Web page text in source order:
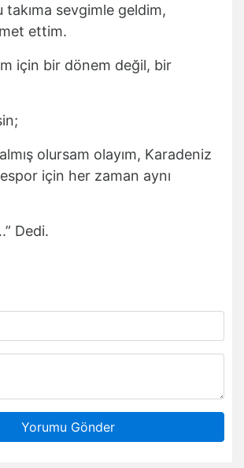
takıma sevgimle geldim,
ettim.
için bir dönem değil, bir
olursam olayım, Karadeniz
için her zaman aynı
Dedi.
Yorumu Gönder